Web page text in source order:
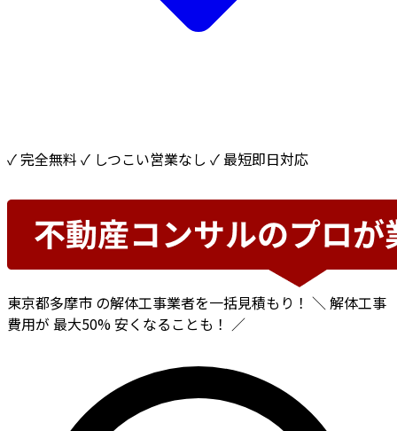
✓ 完全無料 ✓ しつこい営業なし ✓ 最短即日対応
東京都多摩市 の解体工事業者を一括見積もり！ ＼ 解体工事
費用が 最大50%安くなることも！ ／